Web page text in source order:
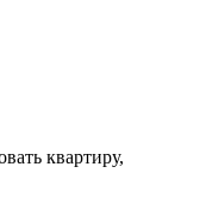
квартиру,